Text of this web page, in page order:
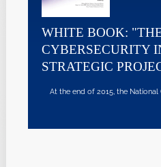
WHITE BOOK:
CYBERSECURITY
STRATEGIC
At the end of 2015, the National